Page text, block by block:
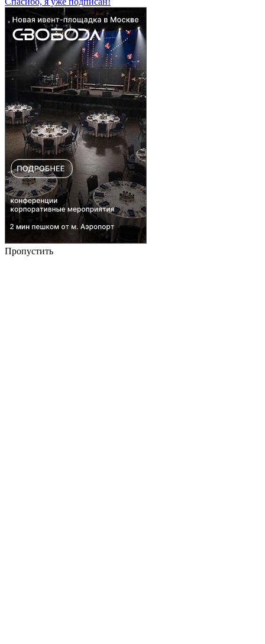
Пропустить